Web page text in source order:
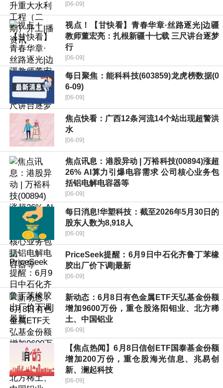
[06-09]
视点！【甘快看】青春华章·丝路逐光|边疆
教师董宏亮：扎根新疆十七载 三尺讲台逐梦
行
[06-09]
每日聚焦：能科科技(603859)龙虎榜数据(0
6-09)
[06-09]
焦点快看：广西12条河流14个站出现超警洪
水
[06-09]
焦点讯息：港股异动 | 万裕科技(00894)涨超
26% AI算力引爆电容需求 公司核心业务包
括铝电解电容器等
[06-09]
每日消息!华塑科技：截至2026年5月30日的
股东人数为8,918人
[06-09]
PriceSeek提醒：6月9日中石化齐鲁丁苯橡
胶出厂价下调|最新
[06-09]
新动态：6月8日有色金属ETF天弘基金份额
增加9600万份，重仓股洛阳钼业、北方稀
土、中国铝业
[06-09]
【焦点热闻】6月8日信创ETF国泰基金份额
增加200万份，重仓股海光信息、兆易创
新、澜起科技
[06-09]